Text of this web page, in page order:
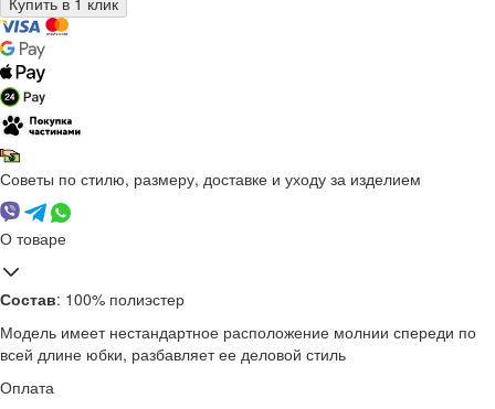
Советы по стилю, размеру, доставке и уходу за изделием
О товаре
Состав: 100% полиэстер
Модель имеет нестандартное расположение молнии спереди по
всей длине юбки, разбавляет ее деловой стиль
Оплата